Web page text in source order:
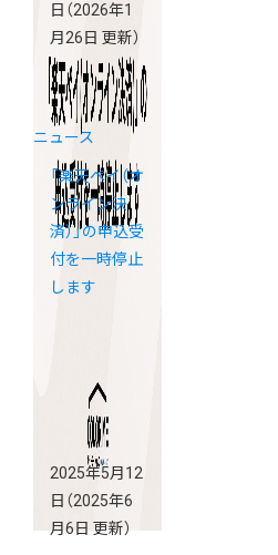
日 （2026年1
月26日 更新）
ニュース
「楽天ペイ（オ
ンライン決
済）」の申込受
付を一時停止
します
2025年5月12
日 （2025年6
月6日 更新）